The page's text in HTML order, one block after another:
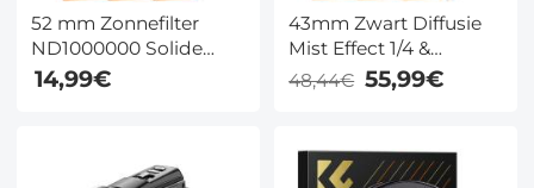
52 mm Zonnefilter
ND1000000 Solide
Neutrale Dichtheid
Filter Voor Eclipse Met
14,99€
43mm Zwart Diffusie
Mist Effect 1/4 &
Variabel ND2-32 (1-5
Stops) & Circulair
in 1 Lensfilter met 18
Multi-Coatings Nano-
48,44€ 55,99€